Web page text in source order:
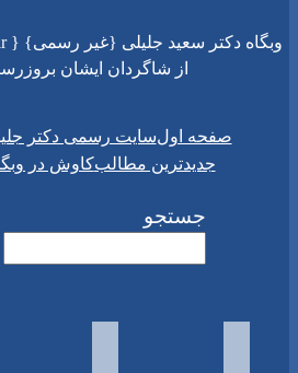
از شاگردان ایشان
صفحه اولسایت رسمی دکتر
جدیدترین مطالبکاوش در
جستجو